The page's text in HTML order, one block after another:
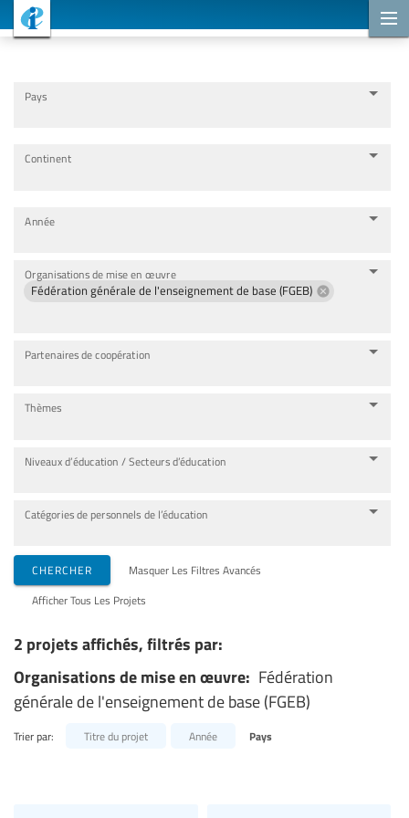
Pays
Continent
Année
Organisations de mise en œuvre
Fédération générale de l'enseignement de base (FGEB)
Partenaires de coopération
Thèmes
Niveaux d’éducation / Secteurs d’éducation
Catégories de personnels de l’éducation
CHERCHER Masquer Les Filtres Avancés
Afficher Tous Les Projets
2 projets affichés, filtrés par:
Organisations de mise en œuvre: Fédération
générale de l'enseignement de base (FGEB)
Trier par: Titre du projet Année Pays